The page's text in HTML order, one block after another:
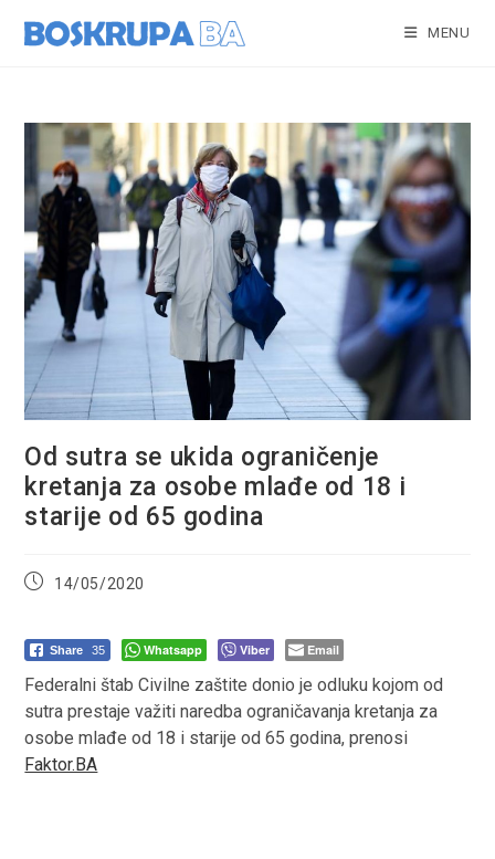
MENU
Od sutra se ukida ograničenje
kretanja za osobe mlađe od 18 i
starije od 65 godina
Post14/05/2020
Share 35 Whatsapp Viber Email
Federalni štab Civilne zaštite donio je odluku kojom od
sutra prestaje važiti naredba ograničavanja kretanja za
osobe mlađe od 18 i starije od 65 godina, prenosi
Faktor.BA